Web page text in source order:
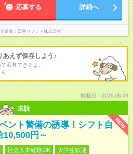
応募する 詳細へ
業名 日伸セフティ株式会社
あえず保存しよう♪
応募できるよ。
！
掲載日：2026.08.09
未読
NEW
ント警備の誘導！シフト自
10,500円～
社会人未経験OK
大学生歓迎